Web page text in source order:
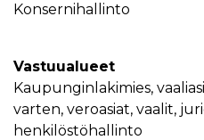
Konsernihallinto
Vastuualueet
kaupunginlakimies, vaaliasiat, lakimies, ei kuntalaisia
varten, veroasiat, vaalit,
henkilöstöhallinto